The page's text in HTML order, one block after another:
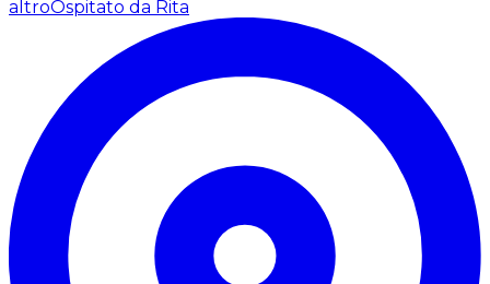
altroOspitato da Rita